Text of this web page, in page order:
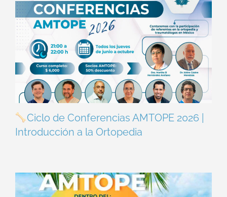
Ciclo de Conferencias AMTOPE 2026 |
Introducción a la Ortopedia